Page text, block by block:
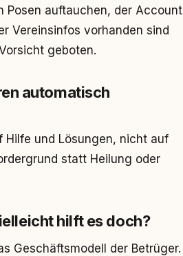
Posen auftauchen, der Account
Vereinsinfos vorhanden sind
geboten.
automatisch
Hilfe und Lösungen, nicht auf
statt Heilung oder
hilft es doch?
Geschäftsmodell der Betrüger.